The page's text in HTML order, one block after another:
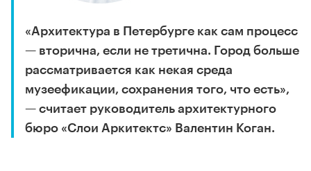
«Архитектура в Петербурге как сам процесс
— вторична, если не третична. Город больше
рассматривается как некая среда
музеефикации, сохранения того, что есть»,
— считает руководитель архитектурного
бюро «Слои Аркитектс» Валентин Коган.